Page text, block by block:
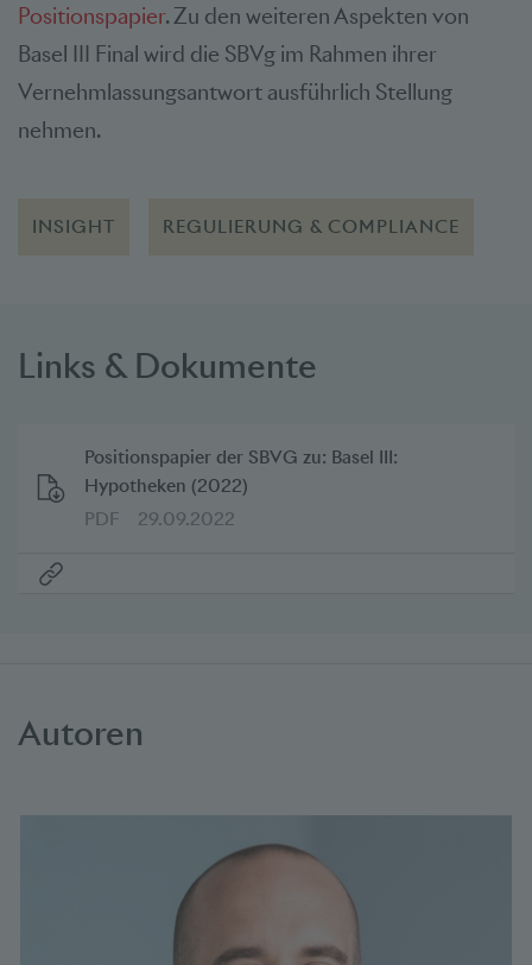
Positionspapier. Zu den weiteren Aspekten von
Basel III Final wird die SBVg im Rahmen ihrer
Vernehmlassungsantwort ausführlich Stellung
nehmen.
INSIGHT REGULIERUNG & COMPLIANCE
Links & Dokumente
Positionspapier der SBVG zu: Basel III:
Hypotheken (2022)
PDF
29.09.2022
Autoren